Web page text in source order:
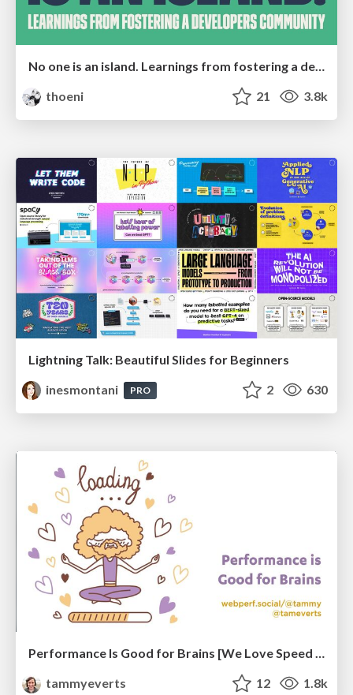
thoeni
21 3.8k
Lightning Talk: Beautiful Slides for Beginners
inesmontani
PRO 2 630
Performance Is Good for Brains [We Love Speed 2024]
tammyeverts
12 1.8k